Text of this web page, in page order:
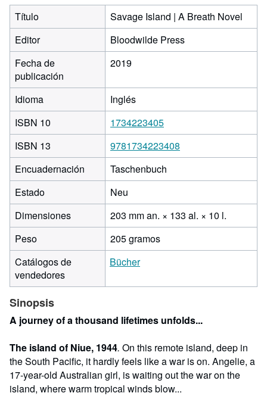
Título
Savage Island | A Breath Novel
Editor
Bloodwilde Press
Fecha de
publicación
2019
Idioma
Inglés
ISBN 10
1734223405
ISBN 13
9781734223408
Encuadernación
Taschenbuch
Estado
Neu
Dimensiones
203 mm an. × 133 al. × 10 l.
de
por
largo
Peso
205 gramos
Catálogos de
vendedores
Bücher
Sinopsis
A journey of a thousand lifetimes unfolds...
The island of Niue, 1944. On this remote island, deep in
the South Pacific, it hardly feels like a war is on. Angelie, a
17-year-old Australian girl, is waiting out the war on the
island, where warm tropical winds blow...